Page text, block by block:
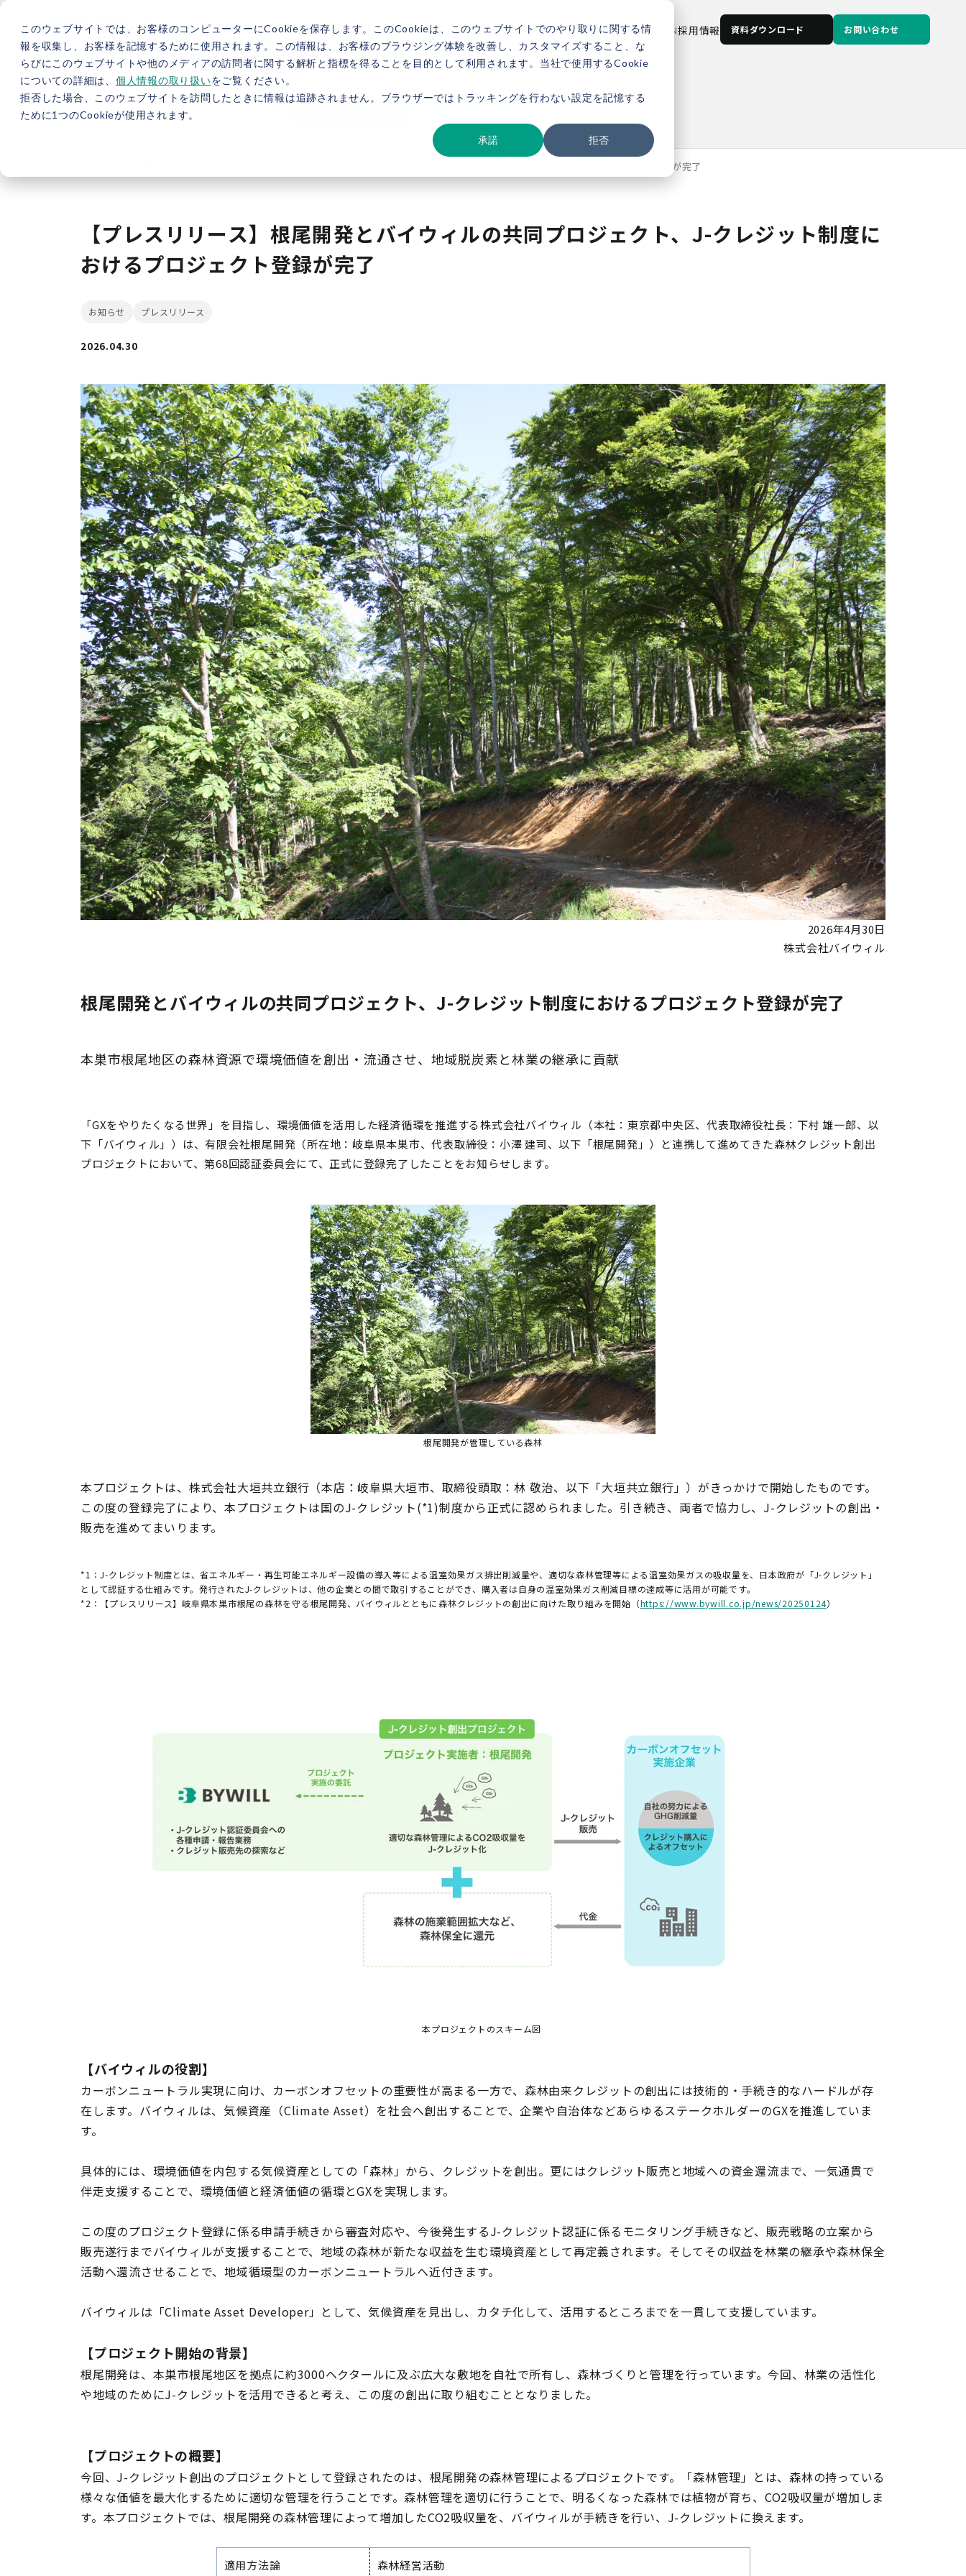
このウェブサイトでは、お客様のコンピューターにCookieを保存します。このCookieは、このウェブサイトでのやり取りに関する情
報を収集し、お客様を記憶するために使用されます。この情報は、お客様のブラウジング体験を改善し、カスタマイズすること、な
らびにこのウェブサイトや他のメディアの訪問者に関する解析と指標を得ることを目的として利用されます。当社で使用するCookie
についての詳細は、 個人情報の取り扱いをご覧ください。
拒否した場合、このウェブサイトを訪問したときに情報は追跡されません。ブラウザーではトラッキングを行わない設定を記憶する
ために1つのCookieが使用されます。
承諾 拒否
JP EN採用情報 資料ダウンロード お問い合わせ
5分で分かるバイウィル カーボンニュートラル総研 サービス紹介 事例紹介新着情報セミナーお役立ち情報会社概要
【プレスリリース】根尾開発とバイウィルの共同プロジェクト、J-クレジット制度におけるプロジェクト登録が完了
【プレスリリース】根尾開発とバイウィルの共同プロジェクト、J-クレジット制度に
おけるプロジェクト登録が完了
お知らせ プレスリリース
2026.04.30
2026年4月30日
株式会社バイウィル
根尾開発とバイウィルの共同プロジェクト、J-クレジット制度におけるプロジェクト登録が完了
本巣市根尾地区の森林資源で環境価値を創出・流通させ、地域脱炭素と林業の継承に貢献
「GXをやりたくなる世界」を目指し、環境価値を活用した経済循環を推進する株式会社バイウィル（本社：東京都中央区、代表取締役社長：下村 雄一郎、以
下「バイウィル」）は、有限会社根尾開発（所在地：岐阜県本巣市、代表取締役：小澤 建司、以下「根尾開発」）と連携して進めてきた森林クレジット創出
プロジェクトにおいて、第68回認証委員会にて、正式に登録完了したことをお知らせします。
根尾開発が管理している森林
本プロジェクトは、株式会社大垣共立銀行（本店：岐阜県大垣市、取締役頭取：林 敬治、以下「大垣共立銀行」）がきっかけで開始したものです。
この度の登録完了により、本プロジェクトは国のJ-クレジット(*1)制度から正式に認められました。引き続き、両者で協力し、J-クレジットの創出・
販売を進めてまいります。
*1：J-クレジット制度とは、省エネルギー・再生可能エネルギー設備の導入等による温室効果ガス排出削減量や、適切な森林管理等による温室効果ガスの吸収量を、日本政府が「J-クレジット」
として認証する仕組みです。発行されたJ-クレジットは、他の企業との間で取引することができ、購入者は自身の温室効果ガス削減目標の達成等に活用が可能です。
*2：【プレスリリース】岐阜県本巣市根尾の森林を守る根尾開発、バイウィルとともに森林クレジットの創出に向けた取り組みを開始（https://www.bywill.co.jp/news/20250124）
本プロジェクトのスキーム図
【バイウィルの役割】
カーボンニュートラル実現に向け、カーボンオフセットの重要性が高まる一方で、森林由来クレジットの創出には技術的・手続き的なハードルが存
在します。バイウィルは、気候資産（Climate Asset）を社会へ創出することで、企業や自治体などあらゆるステークホルダーのGXを推進していま
す。
具体的には、環境価値を内包する気候資産としての「森林」から、クレジットを創出。更にはクレジット販売と地域への資金還流まで、一気通貫で
伴走支援することで、環境価値と経済価値の循環とGXを実現します。
この度のプロジェクト登録に係る申請手続きから審査対応や、今後発生するJ-クレジット認証に係るモニタリング手続きなど、販売戦略の立案から
販売遂行までバイウィルが支援することで、地域の森林が新たな収益を生む環境資産として再定義されます。そしてその収益を林業の継承や森林保全
活動へ還流させることで、地域循環型のカーボンニュートラルへ近付きます。
バイウィルは「Climate Asset Developer」として、気候資産を見出し、カタチ化して、活用するところまでを一貫して支援しています。
【プロジェクト開始の背景】
根尾開発は、本巣市根尾地区を拠点に約3000ヘクタールに及ぶ広大な敷地を自社で所有し、森林づくりと管理を行っています。今回、林業の活性化
や地域のためにJ-クレジットを活用できると考え、この度の創出に取り組むこととなりました。
【プロジェクトの概要】
今回、J-クレジット創出のプロジェクトとして登録されたのは、根尾開発の森林管理によるプロジェクトです。「森林管理」とは、森林の持っている
様々な価値を最大化するために適切な管理を行うことです。森林管理を適切に行うことで、明るくなった森林では植物が育ち、CO2吸収量が増加しま
す。本プロジェクトでは、根尾開発の森林管理によって増加したCO2吸収量を、バイウィルが手続きを行い、J-クレジットに換えます。
適用方法論 森林経営活動